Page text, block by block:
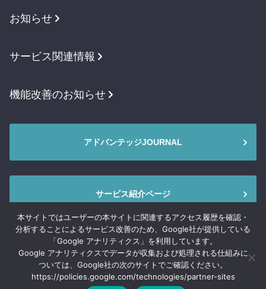
お知らせ
サービス関連情報
機能改善のお知らせ
アドバンテッジJOURNAL
サービス紹介ページ
© Advantage Risk Management Co.,Ltd.
本サイトではユーザーの本サイトに関連するアクセス履歴を確認・
分析することによるサービス改善のため、Google社が提供している
「Google アナリティクス」を利用しています。
Google アナリティクスでデータが収集および処理される仕組みに
ついては、Google社の次のサイトでご確認ください。
https://policies.google.com/technologies/partner-sites